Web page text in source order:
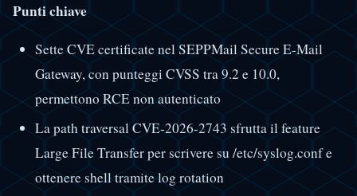
Punti chiave
Sette CVE certificate nel SEPPMail Secure E-Mail
Gateway, con punteggi CVSS tra 9.2 e 10.0,
permettono RCE non autenticato
La path traversal CVE-2026-2743 sfrutta il feature
Large File Transfer per scrivere su /etc/syslog.conf e
ottenere shell tramite log rotation